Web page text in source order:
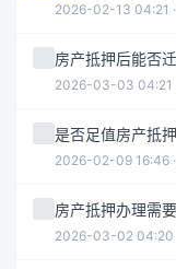
2026-02-13 04:21
房产抵押后能否
2026-03-03 04:21
是否足值房产抵押
2026-02-09 16:46
房产抵押办理需
2026-03-02 04:20